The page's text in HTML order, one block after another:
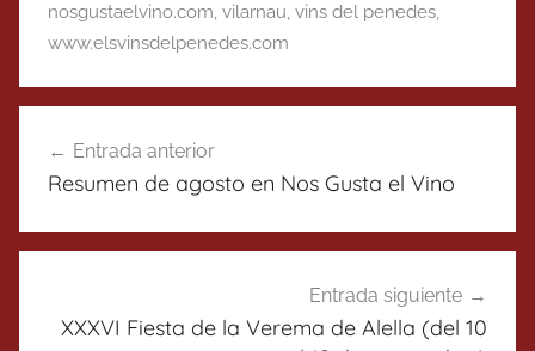
nosgustaelvino.com, vilarnau, vins del penedes,
www.elsvinsdelpenedes.com
de
Entrada anterior
Resumen de agosto en Nos Gusta el Vino
Entrada siguiente
XXXVI Fiesta de la Verema de Alella (del 10